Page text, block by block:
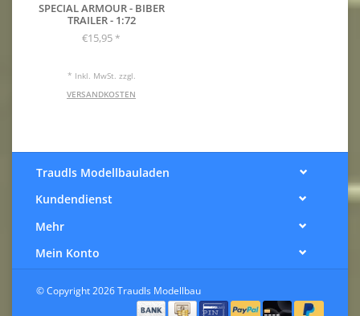
SPECIAL ARMOUR - BIBER
TRAILER - 1:72
€15,95 *
* Inkl. MwSt. zzgl.
VERSANDKOSTEN
Traudls Modellbauladen
Kundendienst
Mehr
Mein Konto
© Copyright 2026 Traudls Modellbau